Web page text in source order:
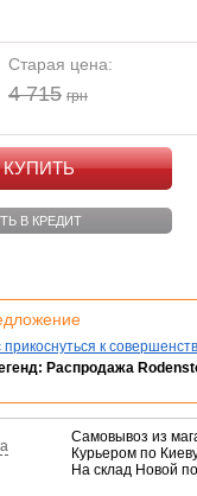
Старая цена:
4 715 грн
КУПИТЬ
В КРЕДИТ
к
Распродажа
Самовывоз из
Курьером по
На склад Новой